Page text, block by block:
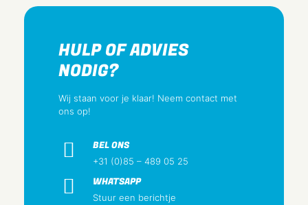
Nee
Transparant
Compatibel met Grade2TV volgens XP-C 90-483
Compatibel met Grade3TV volgens XP-C 90-483
HULP OF ADVIES
NODIG?
Wij staan voor je klaar! Neem contact met
ons op!
BEL ONS
+31 (0)85 – 489 05 25
WHATSAPP
Stuur een berichtje